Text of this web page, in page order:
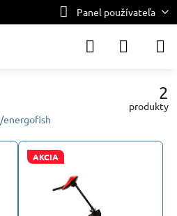
Panel používateľa
energofish
2
produkty
AKCIA